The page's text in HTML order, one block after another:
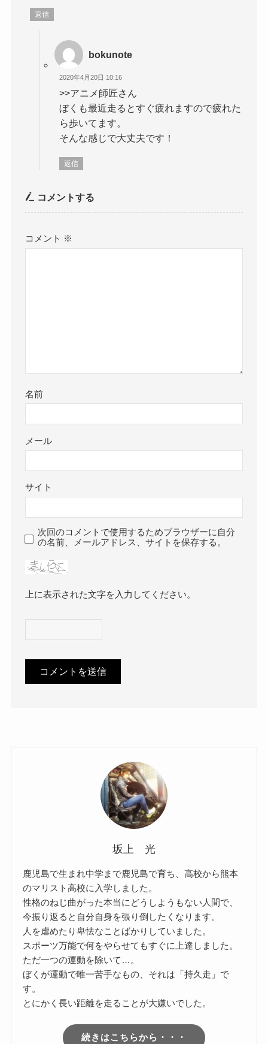
返信
bokunote
2020年4月20日 10:16
>>アニメ師匠さん
ぼくも最近走るとすぐ疲れますので疲れた
ら歩いてます。
そんな感じで大丈夫です！
返信
コメントする
コメント ※
名前
メール
サイト
次回のコメントで使用するためブラウザーに自分
の名前、メールアドレス、サイトを保存する。
上に表示された文字を入力してください。
坂上 光
鹿児島で生まれ中学まで鹿児島で育ち、高校から熊本
のマリスト高校に入学しました。
性格のねじ曲がった本当にどうしようもない人間で、
今振り返ると自分自身を張り倒したくなります。
人を虐めたり卑怯なことばかりしていました。
スポーツ万能で何をやらせてもすぐに上達しました。
ただ一つの運動を除いて…。
ぼくが運動で唯一苦手なもの、それは「持久走」で
す。
とにかく長い距離を走ることが大嫌いでした。
続きはこちらから・・・